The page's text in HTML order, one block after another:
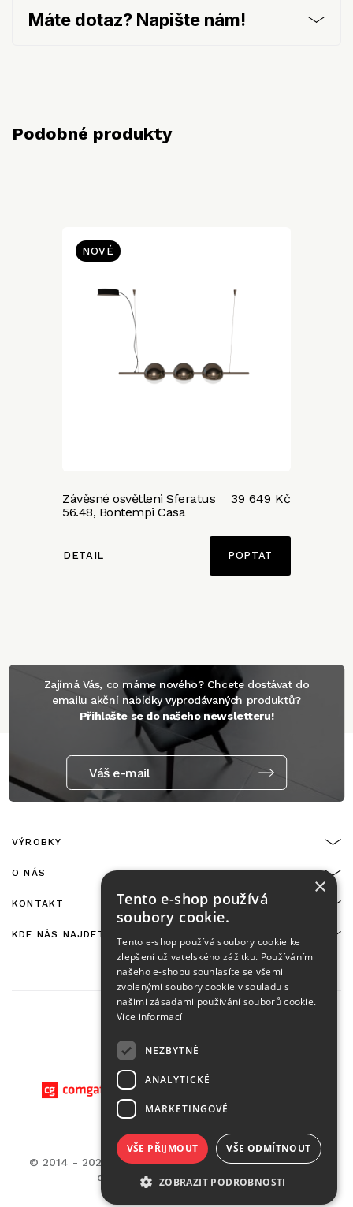
Máte dotaz? Napište nám!
Podobné produkty
NOVÉ
Závěsné osvětleni Sferatus
56.48, Bontempi Casa
39 649 Kč
DETAIL POPTAT
Zajímá Vás, co máme nového? Chcete dostávat do
emailu akční nabídky vyprodávaných produktů?
Přihlašte se do našeho newsletteru!
Váš e-mail
VÝROBKY
O NÁS
KONTAKT
KDE NÁS NAJDETE
On-line platby zajišťuje:
© 2014 - 2026 CASA BELLA - M.G. Distribuzione s.r.o.,
developed by MEDIA ENERGY
×
Tento e-shop používá
soubory cookie.
Tento e-shop používá soubory cookie ke
zlepšení uživatelského zážitku. Používáním
našeho e-shopu souhlasíte se všemi
zvolenými soubory cookie v souladu s
našimi zásadami používání souborů cookie.
Více informací
NEZBYTNÉ
ANALYTICKÉ
MARKETINGOVÉ
VŠE PŘIJMOUT VŠE ODMÍTNOUT
ZOBRAZIT PODROBNOSTI